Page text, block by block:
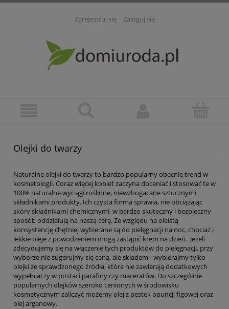
Zarejestruj się Zaloguj się
Olejki do twarzy
Naturalne olejki do twarzy to bardzo popularny obecnie trend w
kosmetologii. Coraz więcej kobiet zaczyna doceniać i stosować te w
100% naturalne wyciągi roślinne, niewzbogacane sztucznymi
składnikami produkty. Ich czysta forma sprawia, nie obciążając
skóry składnikami chemicznymi, w bardzo skuteczny i bezpieczny
sposób oddziałują na naszą cerę. Ze względu na oleistą
konsystencję chętniej wybierane są do pielęgnacji na noc, chociaż i
lekkie oleje z powodzeniem mogą zastąpić krem na dzień. Jeżeli
zdecydujemy się na włączenie tych produktów do pielęgnacji, przy
wyborze nie sugerujmy się ceną, ale składem - wybierajmy tylko
olejki ze sprawdzonego źródła, które nie zawierają dodatkowych
wypełniaczy w postaci parafiny czy maceratów. Do szczególnie
popularnych olejków szeroko cenionych w środowisku
kosmetycznym zaliczyć możemy olej z pestek opuncji figowej oraz
olej arganowy.